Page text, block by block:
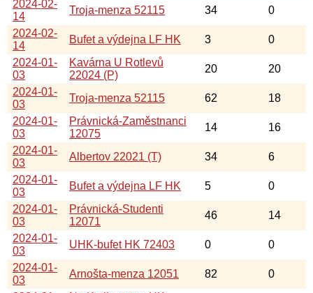
2024-02-
14
Troja-menza 52115 34
0
2024-02-
14
Bufet a výdejna LF HK 3
0
2024-01-
03
Kavárna U Rotlevů
22024 (P)
20
20
2024-01-
03
Troja-menza 52115 62
18
2024-01-
03
Právnická-Zaměstnanci
12075
14
16
2024-01-
03
Albertov 22021 (T) 34
6
2024-01-
03
Bufet a výdejna LF HK 5
0
2024-01-
03
Právnická-Studenti
12071
46
14
2024-01-
03
UHK-bufet HK 72403 0
0
2024-01-
03
Arnošta-menza 12051 82
0